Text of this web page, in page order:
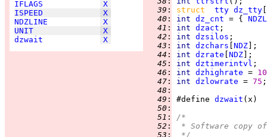
IFLAGS
X
ISPEED
X
NDZLINE
X
UNIT
X
dzwait
X
  39
: struct tty dz_tty
  40
: int dz_cnt = {
  41
: int dzact
  42
: int dzsilos
  43
: int dzchars NDZ
  44
: int dzrate NDZ
  45
: int dztimerintvl
  46
: int dzhighrate =
  47
: int dzlowrate = 75
  48
:
  49
: #define dzwait
  50
:
  51
:
/*
  52
:
* Software copy
  53
:
*/